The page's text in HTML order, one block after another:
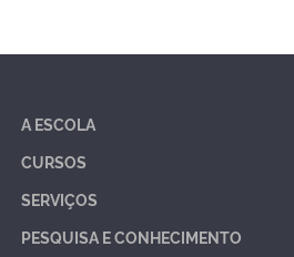
A ESCOLA
CURSOS
SERVIÇOS
PESQUISA E CONHECIMENTO